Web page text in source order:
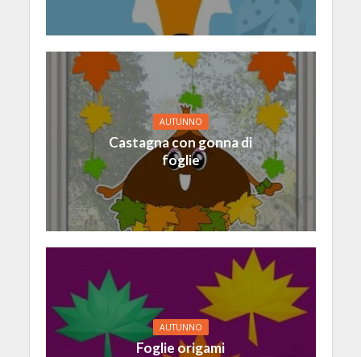
AUTUNNO
Castagna con gonna di
foglie
AUTUNNO
Foglie origami